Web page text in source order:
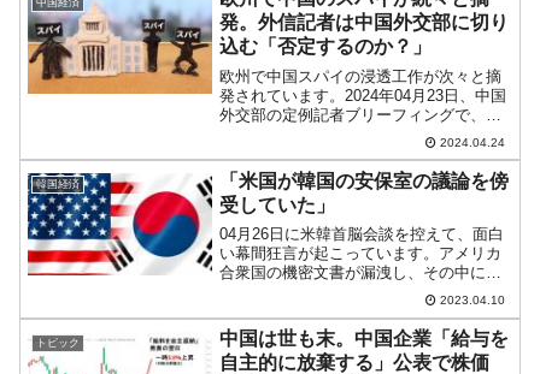
発。外信記者は中国外交部に切り
込む「否定するのか？」
欧州で中国スパイの浸透工作が次々と摘
発されています。2024年04月23日、中国
外交部の定例記者ブリーフィングで、外
信記者がこの件について畳み込むという
面白い展開がありました。該当部分を以
下に引きます。『AFP』記者：6月のEU
選挙に立候補...
2024.04.24
韓国経済
「米国が韓国の安保室の議論を傍
受していた」
04月26日に米韓首脳会談を控えて、面白
い幕間狂言が起こっています。アメリカ
合衆国の機密文書が漏洩し、その中には
ウクライナ戦争の状況やロシア軍の動向
などが含まれている――とされています
（一部は原本と書き換えられているとい
う話あり）。韓国で注...
2023.04.10
トピック
中国は世も末。中国企業「給与を
自主的に放棄する」公表で株価